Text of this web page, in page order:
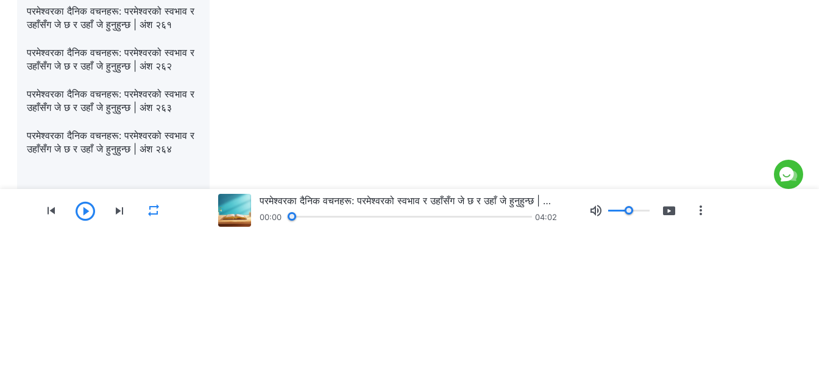
परमेश्‍वरका दैनिक वचनहरू: परमेश्‍वरको स्वभाव र
उहाँसँग जे छ र उहाँ जे हुनुहुन्छ | अंश २६१
परमेश्‍वरका दैनिक वचनहरू: परमेश्‍वरको स्वभाव र
उहाँसँग जे छ र उहाँ जे हुनुहुन्छ | अंश २६२
परमेश्‍वरका दैनिक वचनहरू: परमेश्‍वरको स्वभाव र
उहाँसँग जे छ र उहाँ जे हुनुहुन्छ | अंश २६३
परमेश्‍वरका दैनिक वचनहरू: परमेश्‍वरको स्वभाव र
उहाँसँग जे छ र उहाँ जे हुनुहुन्छ | अंश २६४
परमेश्‍वरका दैनिक वचनहरू: परमेश्‍वरको स्वभाव र उहाँसँग जे छ र उहाँ जे हुनुहुन्छ | अंश २५४
00:00 04:02